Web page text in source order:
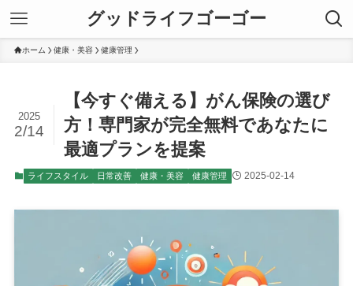
グッドライフゴーゴー
ホーム 健康・美容 健康管理
【今すぐ備える】がん保険の選び
方！専門家が完全無料であなたに
最適プランを提案
2025
2/14
ライフスタイル 日常改善 健康・美容 健康管理 2025-02-14